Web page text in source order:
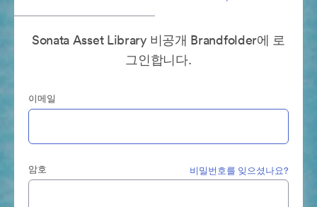
Sonata Asset Library 비공개 Brandfolder에 로
그인합니다.
이메일
암호 비밀번호를 잊으셨나요?